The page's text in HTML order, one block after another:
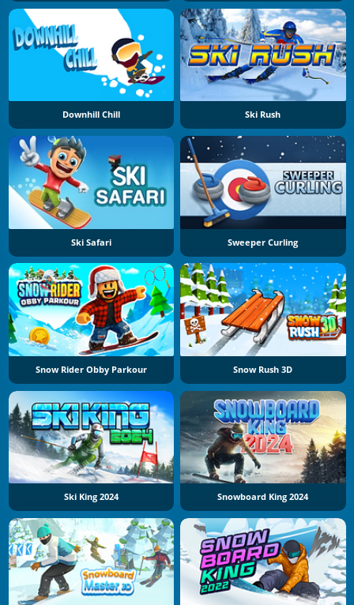
Downhill Chill Ski Rush
Ski Safari Sweeper Curling
Snow Rider Obby Parkour Snow Rush 3D
Ski King 2024 Snowboard King 2024